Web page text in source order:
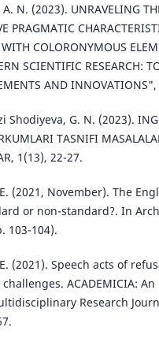
N. (2023). UNRAVELING
PRAGMATIC
COLORONYMOUS
SCIENTIFIC RESEARCH:
AND
Shodiyeva, G. N. (2023).
TASNIFI
1(13), 22-27.
(2021, November). The
or non-standard?. In
103-104).
(2021). Speech acts of
ACADEMICIA: An
Research